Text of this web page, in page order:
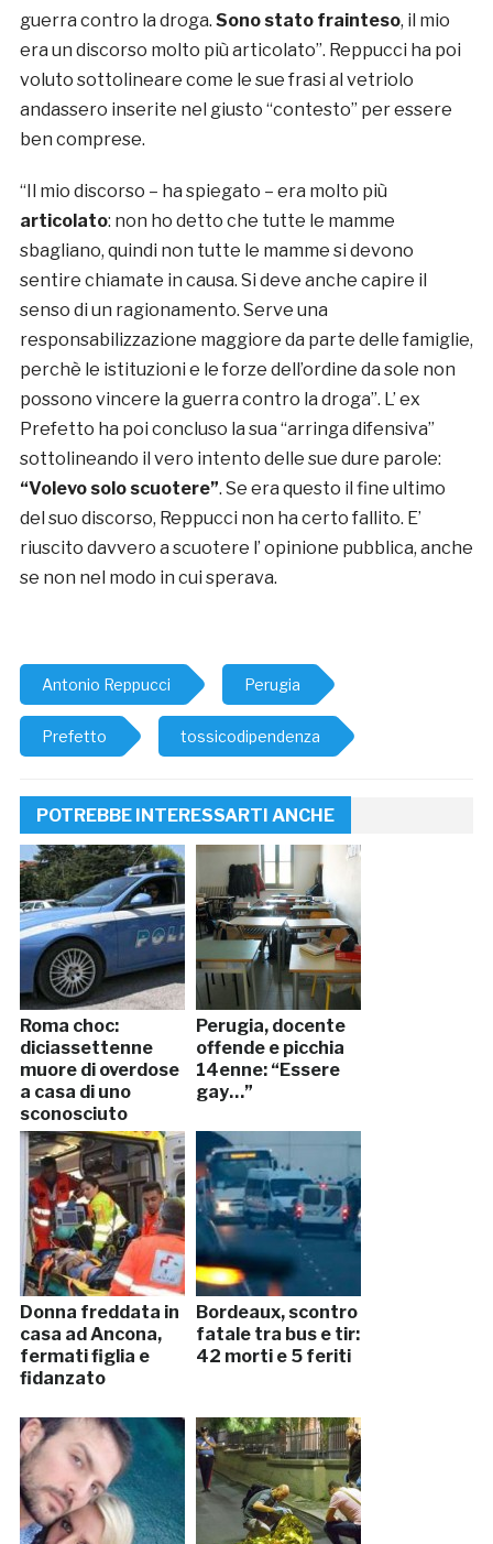
guerra contro la droga. Sono stato frainteso, il mio
era un discorso molto più articolato”. Reppucci ha poi
voluto sottolineare come le sue frasi al vetriolo
andassero inserite nel giusto “contesto” per essere
ben comprese.
“Il mio discorso – ha spiegato – era molto più
articolato: non ho detto che tutte le mamme
sbagliano, quindi non tutte le mamme si devono
sentire chiamate in causa. Si deve anche capire il
senso di un ragionamento. Serve una
responsabilizzazione maggiore da parte delle famiglie,
perchè le istituzioni e le forze dell’ordine da sole non
possono vincere la guerra contro la droga”. L’ ex
Prefetto ha poi concluso la sua “arringa difensiva”
sottolineando il vero intento delle sue dure parole:
“Volevo solo scuotere”. Se era questo il fine ultimo
del suo discorso, Reppucci non ha certo fallito. E’
riuscito davvero a scuotere l’ opinione pubblica, anche
se non nel modo in cui sperava.
Antonio Reppucci Perugia
Prefetto tossicodipendenza
POTREBBE INTERESSARTI ANCHE
Roma choc:
diciassettenne
muore di overdose
a casa di uno
sconosciuto
Perugia, docente
offende e picchia
14enne: “Essere
gay…”
Donna freddata in
casa ad Ancona,
fermati figlia e
fidanzato
Bordeaux, scontro
fatale tra bus e tir:
42 morti e 5 feriti